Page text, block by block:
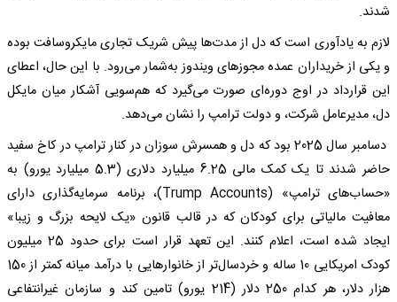
شدند.
لازم به یادآوری است که دل از مدت‌ها پیش شریک تجاری مایکروسافت بوده
و یکی از خریداران عمده مجوزهای ویندوز به‌شمار می‌رود. با این حال، اعطای
این قرارداد در اوج دوره‌ای صورت می‌گیرد که هم‌سویی آشکار میان مایکل
دل، مدیرعامل شرکت، و دولت ترامپ را نشان می‌دهد.
دسامبر سال 2025 بود که دل و همسرش سوزان در کنار ترامپ در کاخ سفید
حاضر شدند تا یک کمک مالی 6.25 میلیارد دلاری (5.3 میلیارد یورو) به
«حساب‌های ترامپ» (Trump Accounts)، برنامه سرمایه‌گذاری دارای
معافیت مالیاتی برای کودکان که در قالب قانون «یک لایحه بزرگ و زیبا»
ایجاد شده است، اعلام کنند. این تعهد قرار است برای حدود 25 میلیون
کودک امریکایی 10 ساله و خردسال‌تر از خانوارهایی با درآمد میانه کمتر از 150
هزار دلار، هر کدام 250 دلار (214 یورو) تامین کند و سازمان غیرانتفاعی